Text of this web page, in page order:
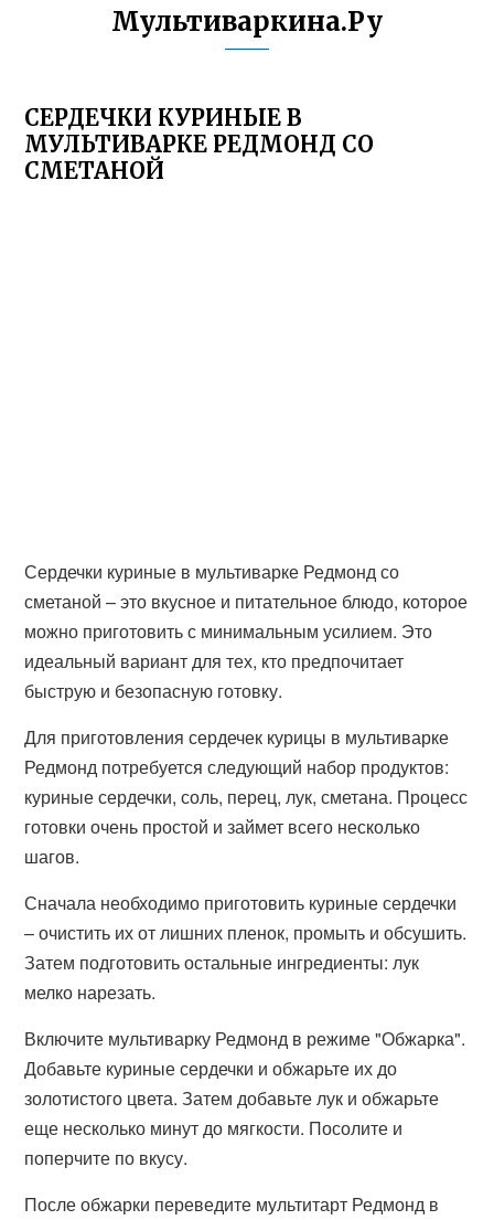
Мультиваркина.Ру
СЕРДЕЧКИ КУРИНЫЕ В
МУЛЬТИВАРКЕ РЕДМОНД СО
СМЕТАНОЙ
Сердечки куриные в мультиварке Редмонд со
сметаной – это вкусное и питательное блюдо, которое
можно приготовить с минимальным усилием. Это
идеальный вариант для тех, кто предпочитает
быструю и безопасную готовку.
Для приготовления сердечек курицы в мультиварке
Редмонд потребуется следующий набор продуктов:
куриные сердечки, соль, перец, лук, сметана. Процесс
готовки очень простой и займет всего несколько
шагов.
Сначала необходимо приготовить куриные сердечки
– очистить их от лишних пленок, промыть и обсушить.
Затем подготовить остальные ингредиенты: лук
мелко нарезать.
Включите мультиварку Редмонд в режиме "Обжарка".
Добавьте куриные сердечки и обжарьте их до
золотистого цвета. Затем добавьте лук и обжарьте
еще несколько минут до мягкости. Посолите и
поперчите по вкусу.
После обжарки переведите мультитарт Редмонд в